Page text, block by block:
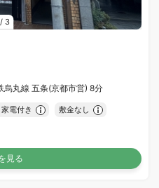
/ 3
烏丸線 五条(京都市営) 8分
電付き 敷金なし
見る